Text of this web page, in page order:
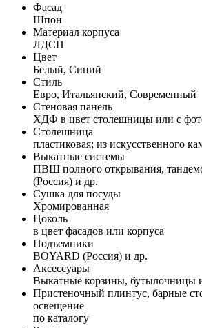
Фасад
Шпон
Материал корпуса
ЛДСП
Цвет
Белый, Синий
Стиль
Евро, Итальянский, Современный
Стеновая панель
ХДФ в цвет столешницы или с
Столешница
пластиковая; из искусственного
Выкатные системы
ПВШ полного открывания,
(Россия) и др.
Сушка для посуды
Хромированная
Цоколь
в цвет фасадов или корпуса
Подъемники
BOYARD (Россия) и др.
Аксессуары
Выкатные корзины, бутылочницы
Пристеночный плинтус, барные
освещение
по каталогу